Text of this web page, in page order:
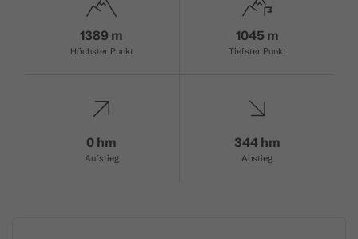
1389 m
Höchster Punkt
1045 m
Tiefster Punkt
0 hm
Aufstieg
344 hm
Abstieg